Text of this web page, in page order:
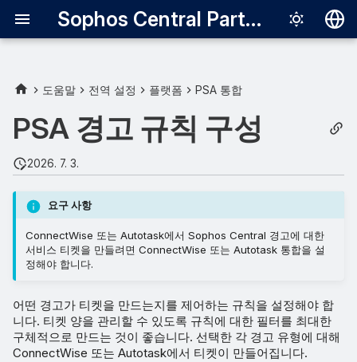
Sophos Central Partner
Italiano
한국어
Português
PSA 경고 규칙 관리
경고 규칙 끄기
예외
도움말 전역 설정 플랫폼 PSA 통합
PSA 경고 규칙 구성
2026. 7. 3.
요구 사항
ConnectWise 또는 Autotask에서 Sophos Central 경고에 대한
서비스 티켓을 만들려면 ConnectWise 또는 Autotask 통합을 설
정해야 합니다.
어떤 경고가 티켓을 만드는지를 제어하는 규칙을 설정해야 합
니다. 티켓 양을 관리할 수 있도록 규칙에 대한 필터를 최대한
구체적으로 만드는 것이 좋습니다. 선택한 각 경고 유형에 대해
ConnectWise 또는 Autotask에서 티켓이 만들어집니다.